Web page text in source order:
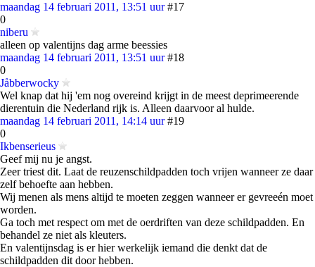
maandag 14 februari 2011, 13:51 uur #17
0
niberu
alleen op valentijns dag arme beessies
maandag 14 februari 2011, 13:51 uur #18
0
Jåbberwocky
Wel knap dat hij 'em nog overeind krijgt in de meest deprimeerende
dierentuin die Nederland rijk is. Alleen daarvoor al hulde.
maandag 14 februari 2011, 14:14 uur #19
0
Ikbenserieus
Geef mij nu je angst.
Zeer triest dit. Laat de reuzenschildpadden toch vrijen wanneer ze daar
zelf behoefte aan hebben.
Wij menen als mens altijd te moeten zeggen wanneer er gevreeén moet
worden.
Ga toch met respect om met de oerdriften van deze schildpadden. En
behandel ze niet als kleuters.
En valentijnsdag is er hier werkelijk iemand die denkt dat de
schildpadden dit door hebben.